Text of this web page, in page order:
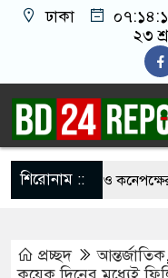
ঢাকা
২৩
শিরোনাম ::
খাবার নিয়ে বর ও কনেপক্ষের
শঙ্কায় দেশজুড়ে পুলিশের
প্রচ্ছদ আন্তর্জাতিক,